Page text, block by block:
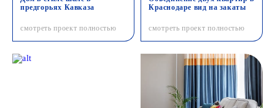
предгорьях Кавказа
смотреть проект полностью
Краснодаре вид на закаты
смотреть проект полностью